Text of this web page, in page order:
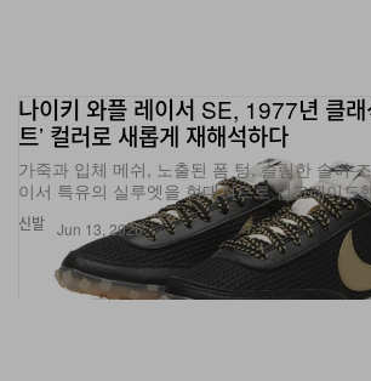
신발
나이키 와플 레이서 SE, 1977년 클래
트’ 컬러로 새롭게 재해석하다
가죽과 입체 메쉬, 노출된 폼 텅, 슬림한 솔이
이서 특유의 실루엣을 현대적으로 업그레이드
Jun 13, 2026